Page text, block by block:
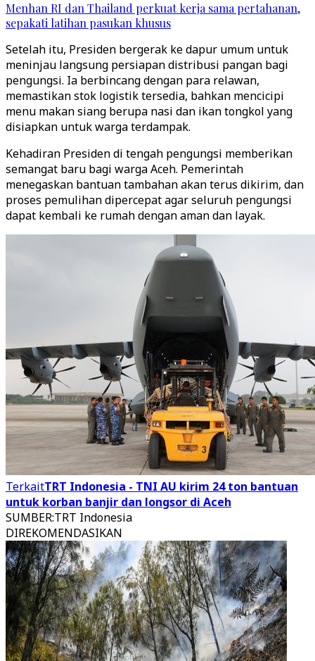
Menhan RI dan Thailand perkuat kerja sama pertahanan,
sepakati latihan pasukan khusus
Setelah itu, Presiden bergerak ke dapur umum untuk
meninjau langsung persiapan distribusi pangan bagi
pengungsi. Ia berbincang dengan para relawan,
memastikan stok logistik tersedia, bahkan mencicipi
menu makan siang berupa nasi dan ikan tongkol yang
disiapkan untuk warga terdampak.
Kehadiran Presiden di tengah pengungsi memberikan
semangat baru bagi warga Aceh. Pemerintah
menegaskan bantuan tambahan akan terus dikirim, dan
proses pemulihan dipercepat agar seluruh pengungsi
dapat kembali ke rumah dengan aman dan layak.
TerkaitTRT Indonesia - TNI AU kirim 24 ton bantuan
untuk korban banjir dan longsor di Aceh
SUMBER:TRT Indonesia
DIREKOMENDASIKAN